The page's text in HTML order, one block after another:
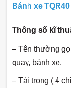
Bánh xe
Thông số kĩ
– Tên thường
quay, bánh xe.
– Tải trọng ( 4